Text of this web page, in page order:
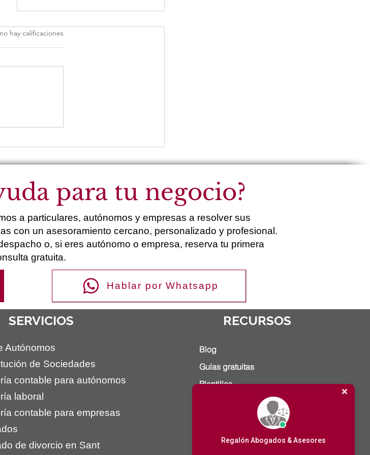
hay calificaciones
para tu negocio?
a particulares, autónomos y empresas a resolver sus
con un asesoramiento cercano, personalizado y profesional.
o, si eres autónomo o empresa, reserva tu primera
gratuita.
Hablar por Whatsapp
SERVICIOS
Autónomos
de Sociedades
contable para autónomos
laboral
contable para empresas
de divorcio en Sant
RECURSOS
Blog
Guías gratuitas
Plantillas
Preguntas frecuentes
Cashflow control de flujo de dinero
Regalón Abogados & Asesores